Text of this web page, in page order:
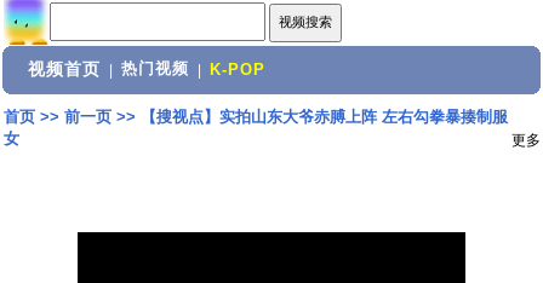
视频首页 热门视频 K-POP
首页>> 前一页>>
【搜视点】实拍山东大爷赤膊上阵 左右勾拳暴揍制服
女
更多